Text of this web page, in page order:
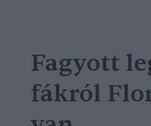
Fagyott
fákról